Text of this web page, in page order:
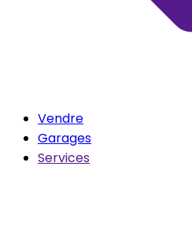
Vendre
Garages
Services